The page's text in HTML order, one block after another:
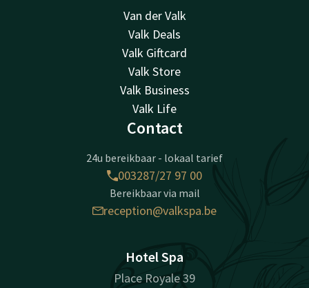
Van der Valk
Valk Deals
Valk Giftcard
Valk Store
Valk Business
Valk Life
Contact
24u bereikbaar - lokaal tarief
003287/27 97 00
Bereikbaar via mail
reception@valkspa.be
Hotel Spa
Place Royale 39